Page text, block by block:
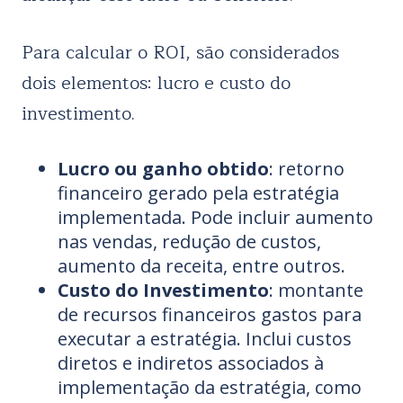
Para calcular o ROI, são considerados
dois elementos: lucro e custo do
investimento.
Lucro ou ganho obtido: retorno
financeiro gerado pela estratégia
implementada. Pode incluir aumento
nas vendas, redução de custos,
aumento da receita, entre outros.
Custo do Investimento: montante
de recursos financeiros gastos para
executar a estratégia. Inclui custos
diretos e indiretos associados à
implementação da estratégia, como